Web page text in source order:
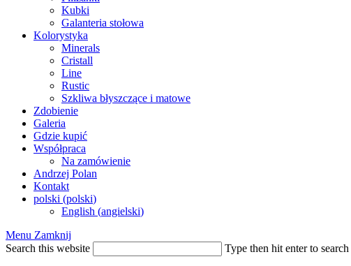
Kubki
Galanteria stołowa
Kolorystyka
Minerals
Cristall
Line
Rustic
Szkliwa błyszczące i matowe
Zdobienie
Galeria
Gdzie kupić
Współpraca
Na zamówienie
Andrzej Polan
Kontakt
polski (polski)
English (angielski)
Menu Zamknij
Search this website
Type then hit enter to search